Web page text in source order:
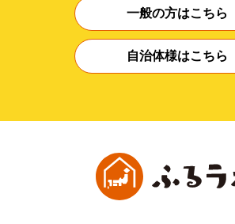
一般の方はこちら
自治体様はこちら